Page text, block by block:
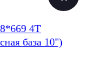
4T
база 10")